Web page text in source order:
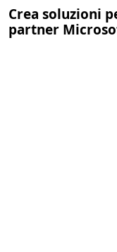
Crea soluzioni
partner